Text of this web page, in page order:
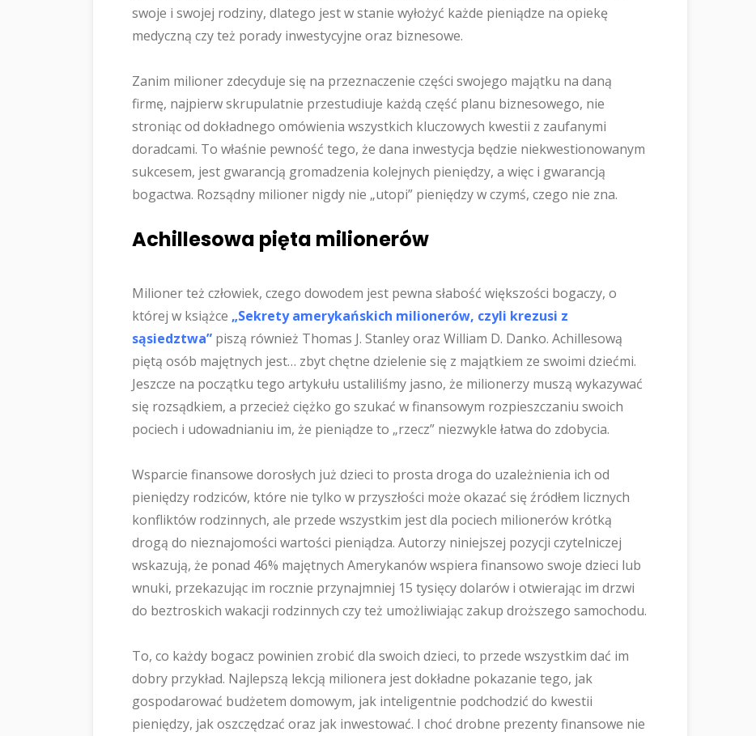
swoje i swojej rodziny, dlatego jest w stanie wyłożyć każde pieniądze na opiekę
medyczną czy też porady inwestycyjne oraz biznesowe.
Zanim milioner zdecyduje się na przeznaczenie części swojego majątku na daną
firmę, najpierw skrupulatnie przestudiuje każdą część planu biznesowego, nie
stroniąc od dokładnego omówienia wszystkich kluczowych kwestii z zaufanymi
doradcami. To właśnie pewność tego, że dana inwestycja będzie niekwestionowanym
sukcesem, jest gwarancją gromadzenia kolejnych pieniędzy, a więc i gwarancją
bogactwa. Rozsądny milioner nigdy nie „utopi” pieniędzy w czymś, czego nie zna.
Achillesowa pięta milionerów
Milioner też człowiek, czego dowodem jest pewna słabość większości bogaczy, o
której w książce „Sekrety amerykańskich milionerów, czyli krezusi z
sąsiedztwa” piszą również Thomas J. Stanley oraz William D. Danko. Achillesową
piętą osób majętnych jest… zbyt chętne dzielenie się z majątkiem ze swoimi dziećmi.
Jeszcze na początku tego artykułu ustaliliśmy jasno, że milionerzy muszą wykazywać
się rozsądkiem, a przecież ciężko go szukać w finansowym rozpieszczaniu swoich
pociech i udowadnianiu im, że pieniądze to „rzecz” niezwykle łatwa do zdobycia.
Wsparcie finansowe dorosłych już dzieci to prosta droga do uzależnienia ich od
pieniędzy rodziców, które nie tylko w przyszłości może okazać się źródłem licznych
konfliktów rodzinnych, ale przede wszystkim jest dla pociech milionerów krótką
drogą do nieznajomości wartości pieniądza. Autorzy niniejszej pozycji czytelniczej
wskazują, że ponad 46% majętnych Amerykanów wspiera finansowo swoje dzieci lub
wnuki, przekazując im rocznie przynajmniej 15 tysięcy dolarów i otwierając im drzwi
do beztroskich wakacji rodzinnych czy też umożliwiając zakup droższego samochodu.
To, co każdy bogacz powinien zrobić dla swoich dzieci, to przede wszystkim dać im
dobry przykład. Najlepszą lekcją milionera jest dokładne pokazanie tego, jak
gospodarować budżetem domowym, jak inteligentnie podchodzić do kwestii
pieniędzy, jak oszczędzać oraz jak inwestować. I choć drobne prezenty finansowe nie